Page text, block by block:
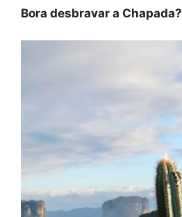
Bora desbravar a Chapada?